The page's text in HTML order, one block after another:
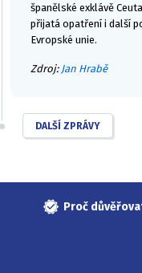
španělské exklávě
přijatá opatření i další
Evropské unie.
Zdroj: Jan Hrabě
DALŠÍ ZPRÁVY
Proč